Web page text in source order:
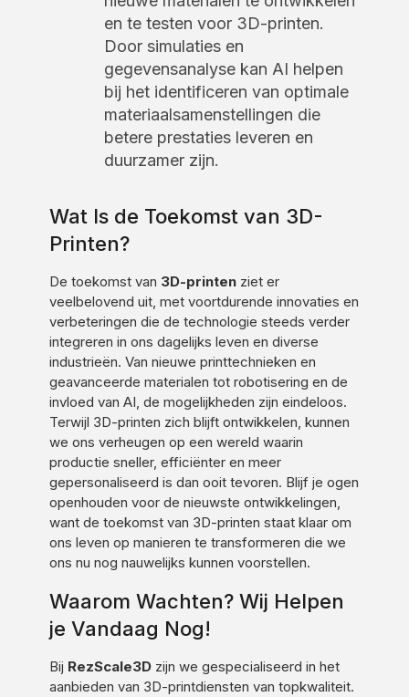
en te testen voor 3D-printen.
Door simulaties en
gegevensanalyse kan AI helpen
bij het identificeren van optimale
materiaalsamenstellingen die
betere prestaties leveren en
duurzamer zijn.
Wat Is de Toekomst van 3D-
Printen?
De toekomst van 3D-printen ziet er
veelbelovend uit, met voortdurende innovaties en
verbeteringen die de technologie steeds verder
integreren in ons dagelijks leven en diverse
industrieën. Van nieuwe printtechnieken en
geavanceerde materialen tot robotisering en de
invloed van AI, de mogelijkheden zijn eindeloos.
Terwijl 3D-printen zich blijft ontwikkelen, kunnen
we ons verheugen op een wereld waarin
productie sneller, efficiënter en meer
gepersonaliseerd is dan ooit tevoren. Blijf je ogen
openhouden voor de nieuwste ontwikkelingen,
want de toekomst van 3D-printen staat klaar om
ons leven op manieren te transformeren die we
ons nu nog nauwelijks kunnen voorstellen.
Waarom Wachten? Wij Helpen
je Vandaag Nog!
Bij RezScale3D zijn we gespecialiseerd in het
aanbieden van 3D-printdiensten van topkwaliteit.